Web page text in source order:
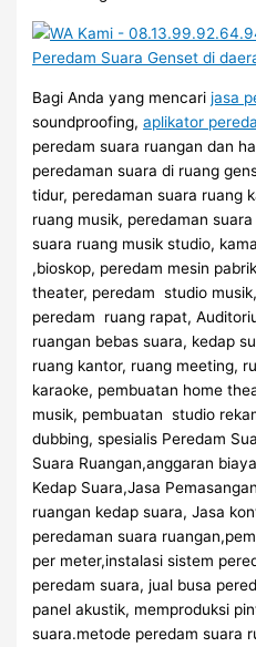
Bagi Anda yang mencarijasa
soundproofing,aplikator
peredam suara ruangan dan
peredaman suara di ruang
tidur, peredaman suara ruang
ruang musik, peredaman
suara ruang musik studio,
,bioskop, peredam mesin
theater, peredam studio
peredam ruang rapat,
ruangan bebas suara, kedap
ruang kantor, ruang meeting,
karaoke, pembuatan home
musik, pembuatan studio
dubbing, spesialis Peredam
Suara Ruangan,anggaran
Kedap Suara,Jasa
ruangan kedap suara, Jasa
peredaman suara
per meter,instalasi sistem
peredam suara, jual busa
panel akustik, memproduksi
suara.metode peredam suara